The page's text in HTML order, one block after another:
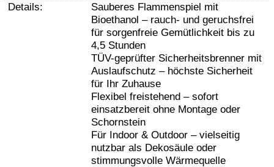
Details:
Sauberes Flammenspiel mit
Bioethanol – rauch- und geruchsfrei
für sorgenfreie Gemütlichkeit bis zu
4,5 Stunden
TÜV-geprüfter Sicherheitsbrenner mit
Auslaufschutz – höchste Sicherheit
für Ihr Zuhause
Flexibel freistehend – sofort
einsatzbereit ohne Montage oder
Schornstein
Für Indoor & Outdoor – vielseitig
nutzbar als Dekosäule oder
stimmungsvolle Wärmequelle